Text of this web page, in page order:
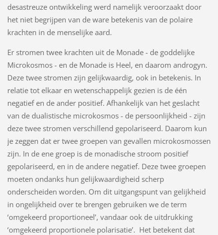
desastreuze ontwikkeling werd namelijk veroorzaakt door
het niet begrijpen van de ware betekenis van de polaire
krachten in de menselijke aard.
Er stromen twee krachten uit de Monade - de goddelijke
Microkosmos - en de Monade is Heel, en daarom androgyn.
Deze twee stromen zijn gelijkwaardig, ook in betekenis. In
relatie tot elkaar en wetenschappelijk gezien is de één
negatief en de ander positief. Afhankelijk van het geslacht
van de dualistische microkosmos - de persoonlijkheid - zijn
deze twee stromen verschillend gepolariseerd. Daarom kun
je zeggen dat er twee groepen van gevallen microkosmossen
zijn. In de ene groep is de monadische stroom positief
gepolariseerd, en in de andere negatief. Deze twee groepen
moeten ondanks hun gelijkwaardigheid scherp
onderscheiden worden. Om dit uitgangspunt van gelijkheid
in ongelijkheid over te brengen gebruiken we de term
‘omgekeerd proportioneel’, vandaar ook de uitdrukking
‘omgekeerd proportionele polarisatie’. Het betekent dat